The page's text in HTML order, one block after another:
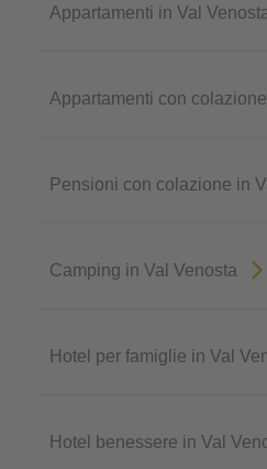
Appartamenti in Val
Appartamenti con
Pensioni con colazione in
Camping in Val Venosta
Hotel per famiglie in Val
Hotel benessere in Val